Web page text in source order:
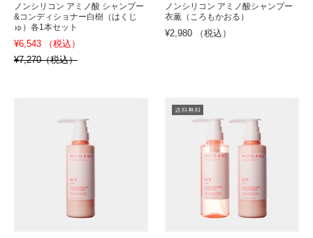
ノンシリコン アミノ酸 シャンプー
&コンディショナー白樹（はくじ
ゅ）各1本セット
¥6,543 （税込）
¥7,270（税込）
ノンシリコン アミノ酸シャンプー
衣薫（ころもかおる）
¥2,980 （税込）